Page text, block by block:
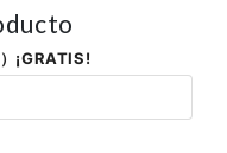
¡GRATIS!